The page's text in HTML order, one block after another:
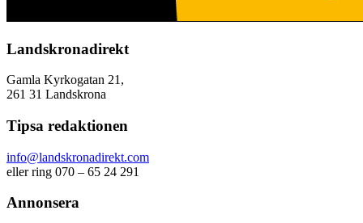
Landskronadirekt
Gamla Kyrkogatan 21,
261 31 Landskrona
Tipsa redaktionen
info@landskronadirekt.com
eller ring 070 – 65 24 291
Annonsera